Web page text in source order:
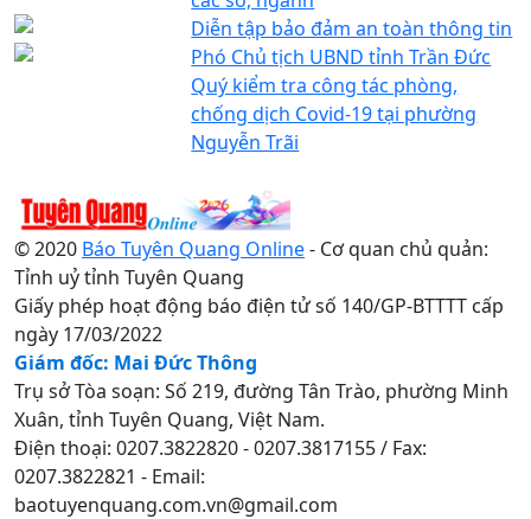
Diễn tập bảo đảm an toàn thông tin
Phó Chủ tịch UBND tỉnh Trần Đức
Quý kiểm tra công tác phòng,
chống dịch Covid-19 tại phường
Nguyễn Trãi
© 2020 Báo Tuyên Quang Online- Cơ quan chủ quản:
Tỉnh uỷ tỉnh Tuyên Quang
Giấy phép hoạt động báo điện tử số 140/GP-BTTTT cấp
ngày 17/03/2022
Giám đốc: Mai Đức Thông
Trụ sở Tòa soạn: Số 219, đường Tân Trào, phường Minh
Xuân, tỉnh Tuyên Quang, Việt Nam.
Điện thoại: 0207.3822820 - 0207.3817155 / Fax:
0207.3822821 - Email:
baotuyenquang.com.vn@gmail.com